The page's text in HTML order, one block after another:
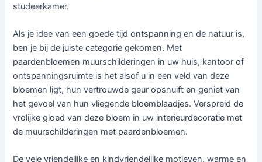
studeerkamer.
Als je idee van een goede tijd ontspanning en de natuur is,
ben je bij de juiste categorie gekomen. Met
paardenbloemen muurschilderingen in uw huis, kantoor of
ontspanningsruimte is het alsof u in een veld van deze
bloemen ligt, hun vertrouwde geur opsnuift en geniet van
het gevoel van hun vliegende bloemblaadjes. Verspreid de
vrolijke gloed van deze bloem in uw interieurdecoratie met
de muurschilderingen met paardenbloemen.
De vele vriendelijke en kindvriendelijke motieven, warme en